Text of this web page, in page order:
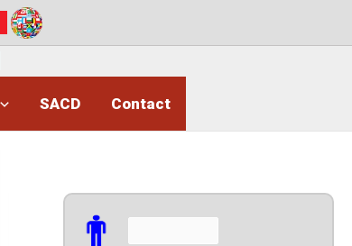
SACD Contact